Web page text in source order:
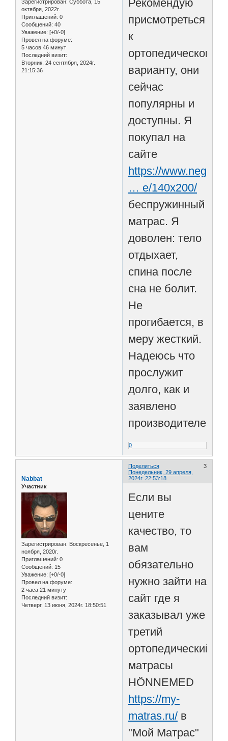
Зарегистрирован: Суббота, 15
октября, 2022г.
Приглашений: 0
Сообщений: 40
Уважение: [+0/-0]
Провел на форуме:
5 часов 46 минут
Последний визит:
Вторник, 24 сентября, 2024г.
21:15:36
Рекомендую
присмотреться
к
ортопедическому
варианту, они
сейчас
популярны и
доступны. Я
покупал на
сайте
https://
… e/140x200/
беспружинный
матрас. Я
доволен: тело
отдыхает,
спина после
сна не болит.
Не
прогибается, в
меру жесткий.
Надеюсь что
прослужит
долго, как и
заявлено
производителем.
0
Поделиться
3
Понедельник, 29 апреля,
2024г. 22:53:18
Nabbat
Участник
Зарегистрирован: Воскресенье, 1
ноября, 2020г.
Приглашений: 0
Сообщений: 15
Уважение: [+0/-0]
Провел на форуме:
2 часа 21 минуту
Последний визит:
Четверг, 13 июня, 2024г. 18:50:51
Если вы
цените
качество, то
вам
обязательно
нужно зайти на
сайт где я
заказывал уже
третий
ортопедический
матрасы
HÖNNEMED
https://my-
matras.ru/ в
"Мой Матрас"